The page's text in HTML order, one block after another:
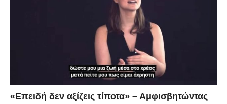
«Επειδή δεν αξίζεις τίποτα» – Αμφισβητώντας